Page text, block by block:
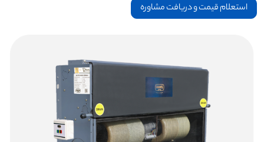
استعلام قیمت و دریافت مشاوره